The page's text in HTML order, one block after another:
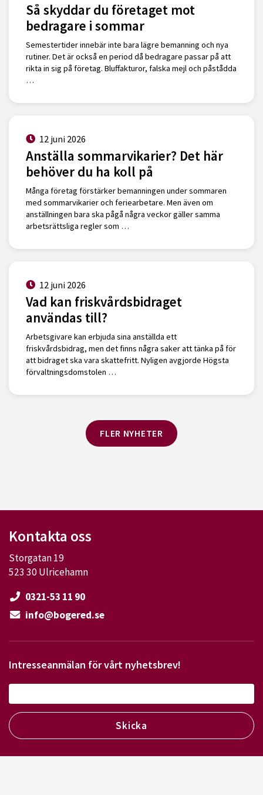
Så skyddar du företaget mot
bedragare i sommar
Semestertider innebär inte bara lägre bemanning och nya
rutiner. Det är också en period då bedragare passar på att
rikta in sig på företag. Bluffakturor, falska mejl och påstådda
…
12 juni 2026
Anställa sommarvikarier? Det här
behöver du ha koll på
Många företag förstärker bemanningen under sommaren
med sommarvikarier och feriearbetare. Men även om
anställningen bara ska pågå några veckor gäller samma
arbetsrättsliga regler som …
12 juni 2026
Vad kan friskvårdsbidraget
användas till?
Arbetsgivare kan erbjuda sina anställda ett
friskvårdsbidrag, men det finns några saker att tänka på för
att bidraget ska vara skattefritt. Nyligen avgjorde Högsta
förvaltningsdomstolen …
FLER NYHETER
Kontakta oss
Storgatan 19
523 30 Ulricehamn
0321-53 11 90
info@bogered.se
Intresseanmälan för vårt nyhetsbrev!